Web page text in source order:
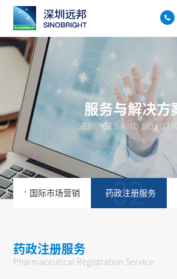
服务与解决方
SERVICES AND
. 国际市场营销
01 药政注册服务
02
药政注册服务
Pharmaceutical Registration Service